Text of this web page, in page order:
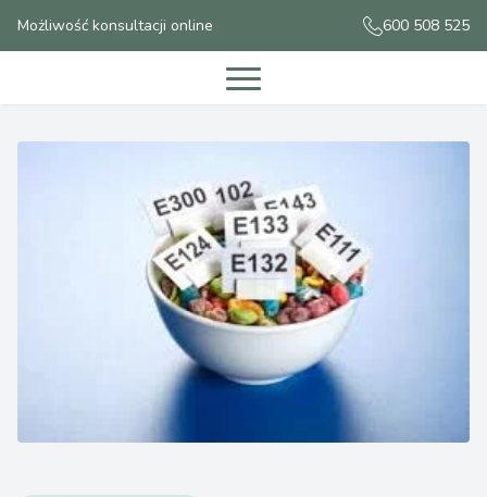
Możliwość konsultacji online 600 508 525